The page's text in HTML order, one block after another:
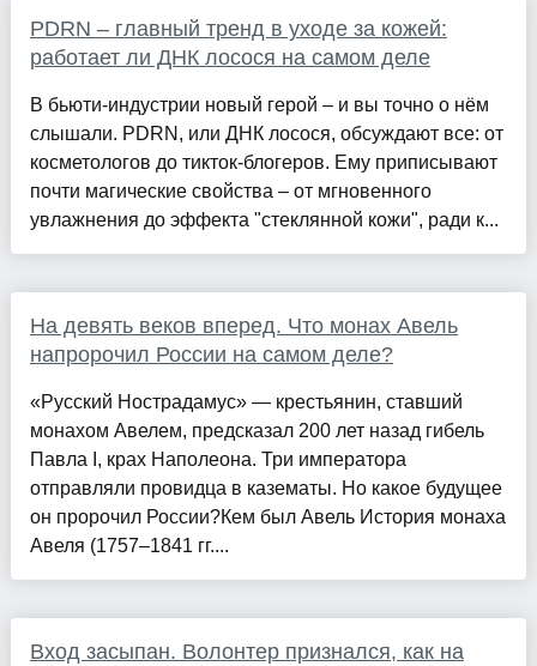
PDRN – главный тренд в уходе за кожей:
работает ли ДНК лосося на самом деле
В бьюти-индустрии новый герой – и вы точно о нём
слышали. PDRN, или ДНК лосося, обсуждают все: от
косметологов до тикток-блогеров. Ему приписывают
почти магические свойства – от мгновенного
увлажнения до эффекта "стеклянной кожи", ради к...
На девять веков вперед. Что монах Авель
напророчил России на самом деле?
«Русский Нострадамус» — крестьянин, ставший
монахом Авелем, предсказал 200 лет назад гибель
Павла I, крах Наполеона. Три императора
отправляли провидца в казематы. Но какое будущее
он пророчил России?Кем был Авель История монаха
Авеля (1757–1841 гг....
Вход засыпан. Волонтер признался, как на